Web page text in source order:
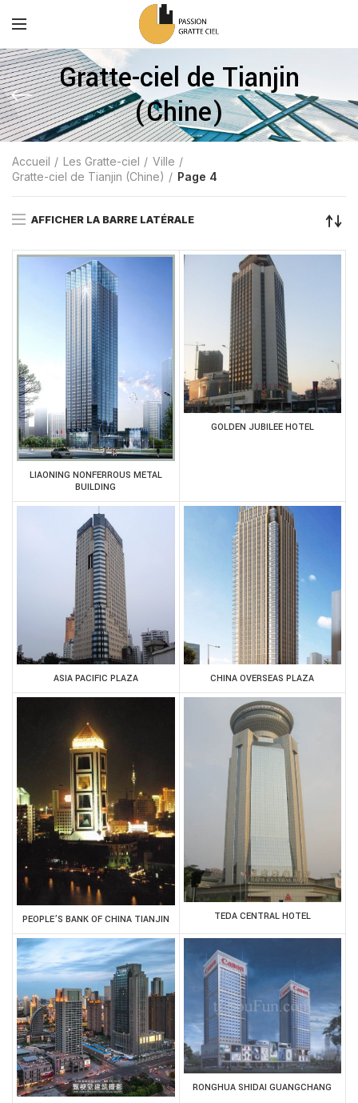
Gratte-ciel de Tianjin
(Chine)
Accueil Les Gratte-ciel
Ville
Gratte-ciel de Tianjin (Chine)
Page 4
AFFICHER LA BARRE LATÉRALE
LIAONING NONFERROUS METAL
BUILDING
GOLDEN JUBILEE HOTEL
ASIA PACIFIC PLAZA CHINA OVERSEAS PLAZA
PEOPLE’S BANK OF CHINA TIANJIN TEDA CENTRAL HOTEL
RONGHUA SHIDAI GUANGCHANG